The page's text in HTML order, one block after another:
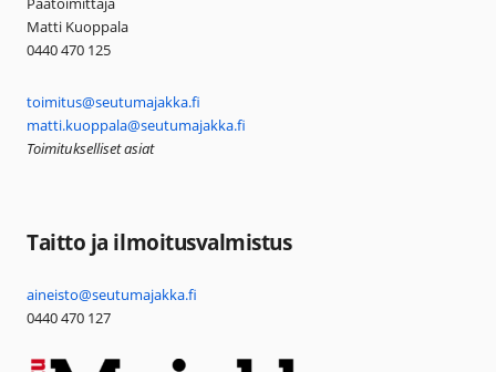
Matti Kuoppala
0440 470 125
toimitus@seutumajakka.fi
matti.kuoppala@seutumajakka.fi
Toimitukselliset asiat
Taitto ja ilmoitusvalmistus
aineisto@seutumajakka.fi
0440 470 127